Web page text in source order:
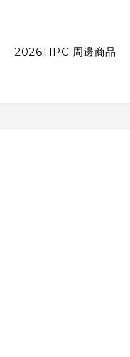
2026TIPC 周邊商品